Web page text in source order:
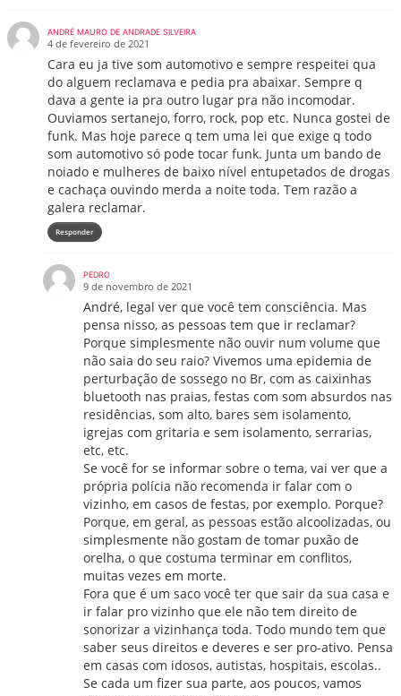
ANDRÉ MAURO DE ANDRADE SILVEIRA
4 de fevereiro de 2021
Cara eu ja tive som automotivo e sempre respeitei qua
do alguem reclamava e pedia pra abaixar. Sempre q
dava a gente ia pra outro lugar pra não incomodar.
Ouviamos sertanejo, forro, rock, pop etc. Nunca gostei de
funk. Mas hoje parece q tem uma lei que exige q todo
som automotivo só pode tocar funk. Junta um bando de
noiado e mulheres de baixo nível entupetados de drogas
e cachaça ouvindo merda a noite toda. Tem razão a
galera reclamar.
Responder
PEDRO
9 de novembro de 2021
André, legal ver que você tem consciência. Mas
pensa nisso, as pessoas tem que ir reclamar?
Porque simplesmente não ouvir num volume que
não saia do seu raio? Vivemos uma epidemia de
perturbação de sossego no Br, com as caixinhas
bluetooth nas praias, festas com som absurdos nas
residências, som alto, bares sem isolamento,
igrejas com gritaria e sem isolamento, serrarias,
etc, etc.
Se você for se informar sobre o tema, vai ver que a
própria polícia não recomenda ir falar com o
vizinho, em casos de festas, por exemplo. Porque?
Porque, em geral, as pessoas estão alcoolizadas, ou
simplesmente não gostam de tomar puxão de
orelha, o que costuma terminar em conflitos,
muitas vezes em morte.
Fora que é um saco você ter que sair da sua casa e
ir falar pro vizinho que ele não tem direito de
sonorizar a vizinhança toda. Todo mundo tem que
saber seus direitos e deveres e ser pro-ativo. Pensa
em casas com idosos, autistas, hospitais, escolas..
Se cada um fizer sua parte, aos poucos, vamos